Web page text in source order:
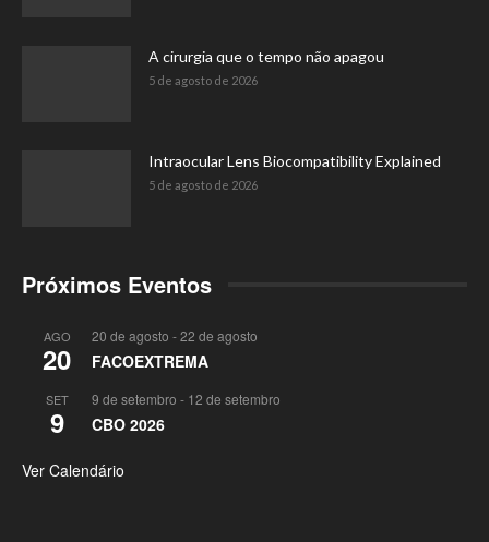
A cirurgia que o tempo não apagou
5 de agosto de 2026
Intraocular Lens Biocompatibility Explained
5 de agosto de 2026
Próximos Eventos
AGO
20
20 de agosto -22 de agosto
FACOEXTREMA
SET
9
9 de setembro - 12 de setembro
CBO 2026
Ver Calendário